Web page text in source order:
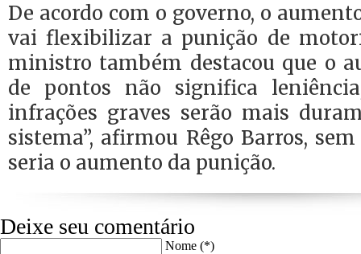
De acordo com o governo, o
vai flexibilizar a punição de
ministro também destacou que o
de pontos não significa
infrações graves serão mais
sistema”, afirmou Rêgo Barros,
seria o aumento da punição.
Deixe seu comentário
Nome (*)